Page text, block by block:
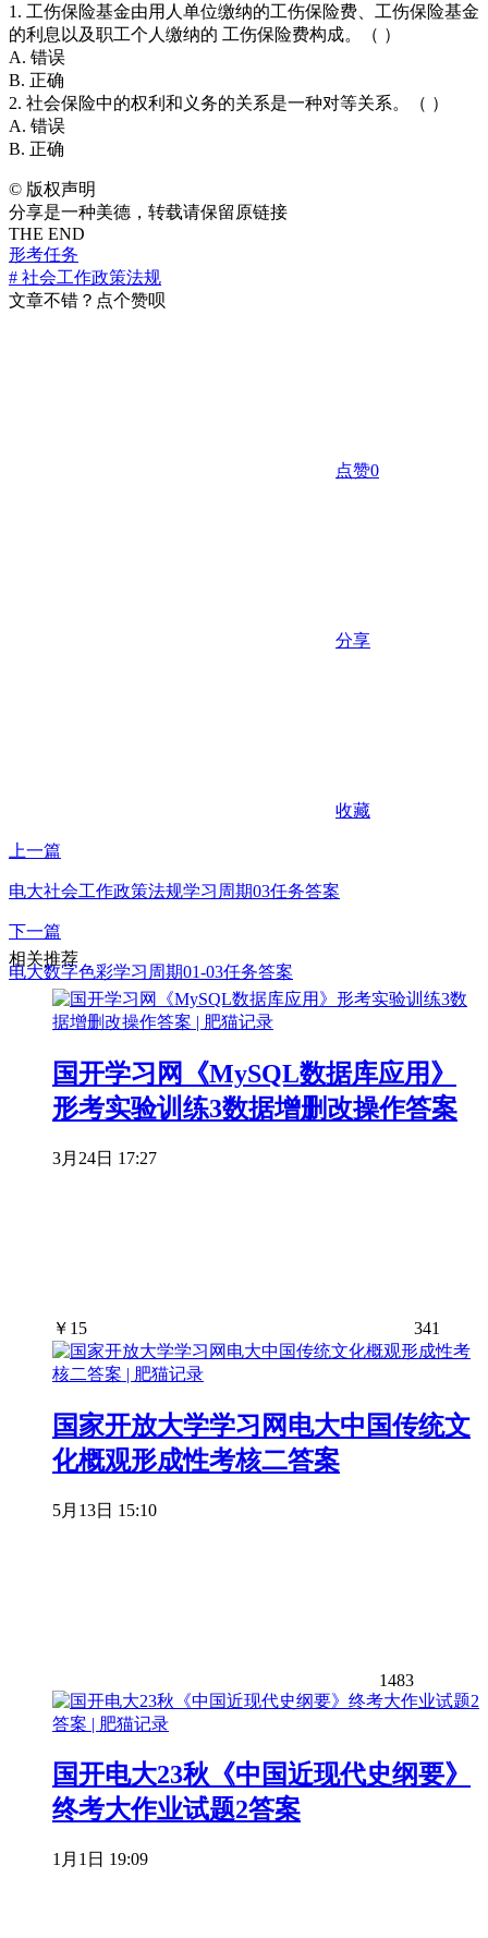
1. 工伤保险基金由用人单位缴纳的工伤保险费、工伤保险基金
的利息以及职工个人缴纳的 工伤保险费构成。（ ）
A. 错误
B. 正确
2. 社会保险中的权利和义务的关系是一种对等关系。（ ）
A. 错误
B. 正确
© 版权声明
分享是一种美德，转载请保留原链接
THE END
形考任务
# 社会工作政策法规
文章不错？点个赞呗
点赞0
分享
收藏
上一篇
电大社会工作政策法规学习周期03任务答案
下一篇
电大数字色彩学习周期01-03任务答案
相关推荐
国开学习网《MySQL数据库应用》
形考实验训练3数据增删改操作答案
3月24日 17:27
￥ 15 341
国家开放大学学习网电大中国传统文
化概观形成性考核二答案
5月13日 15:10
1483
国开电大23秋《中国近现代史纲要》
终考大作业试题2答案
1月1日 19:09